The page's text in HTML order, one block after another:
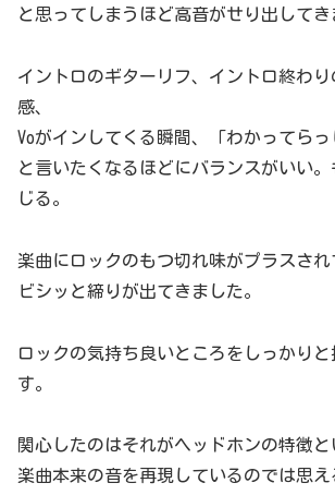
と思ってしまうほど高音がせり出してき
イントロのギターリフ、イントロ終わ
感、
Voがインしてくる瞬間、「わかってらっ
と言いたくなるほどにバランスがいい
じる。
楽曲にロックのもつ切れ味がプラスされ
ビシッと締りが出てきました。
ロックの気持ち良いところをしっかり
す。
関心したのはそれがヘッドホンの特徴と
楽曲本来の音を再現しているのでは思え